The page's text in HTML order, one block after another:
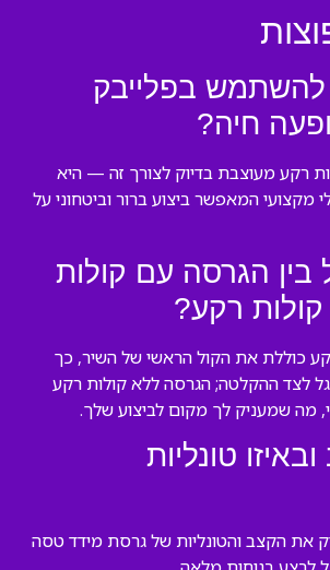
בפלייבק
חיה?
רקע מעוצבת בדיוק לצורך זה — היא
מקצועי המאפשר ביצוע ברור וביטחוני על
הגרסה עם קולות
רקע?
כוללת את הקול הראשי של השיר, כך
לצד ההקלטה; הגרסה ללא קולות רקע
מה שמעניק לך מקום לביצוע שלך.
טונליות
את הקצב והטונליות של גרסת מידד טסה